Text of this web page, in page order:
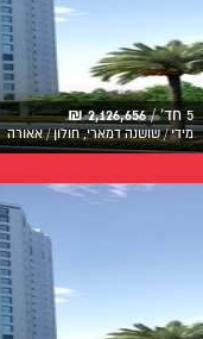
5 חד' / 2,126,656 ₪
מידי / שושנה דמארי, חולון / אאורה